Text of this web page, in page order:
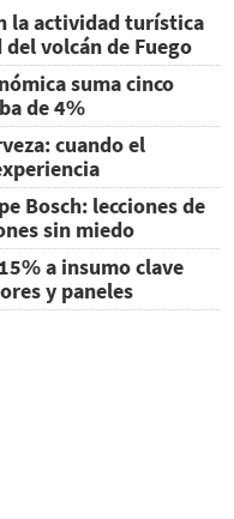
la actividad turística
volcán de Fuego
suma cinco
de 4%
cuando el
Bosch: lecciones de
sin miedo
a insumo clave
y paneles